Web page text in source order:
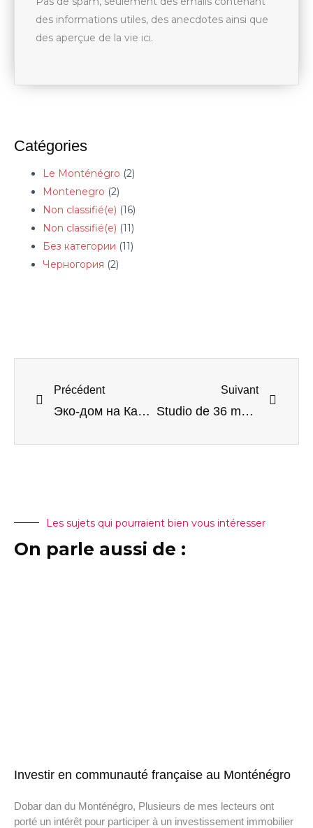
des informations utiles, des anecdotes ainsi que
des aperçue de la vie ici.
Catégories
Le Monténégro (2)
Montenegro (2)
Non classifié(e) (16)
Non classifié(e) (11)
Без категории (11)
Черногория (2)
Précédent
Эко-дом на Каваче
Suivant
Studio de 36 m2 avec chambre indépendante + terrasse
Les sujets qui pourraient bien vous intéresser
On parle aussi de :
Investir en communauté française au Monténégro
Dobar dan du Monténégro, Plusieurs de mes lecteurs ont
porté un intérêt pour participer à un investissement immobilier